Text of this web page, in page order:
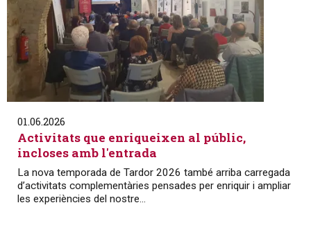
01.06.2026
Activitats que enriqueixen al públic,
incloses amb l'entrada
La nova temporada de Tardor 2026 també arriba carregada
d’activitats complementàries pensades per enriquir i ampliar
les experiències del nostre...